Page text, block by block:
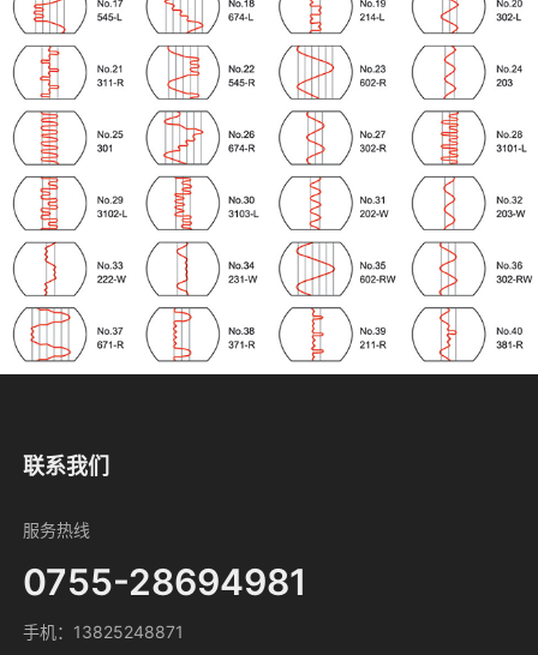
微信号：
点击复制微信号
联系我们
服务热线
0755-28694981
手机：13825248871